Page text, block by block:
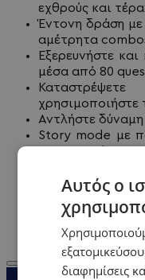
εχθρούς και
Έντονη δράση
αμέτρητα
Εξερευνήστε
μέσα από 80
χρησιμοποιήστε
Αντλήστε
Story mode με
Παίξτε όλο το
είτε με κάποιο
AI για μια
παιχνιδιού
Downloadable
Αυτός ο
διαφημίσεις